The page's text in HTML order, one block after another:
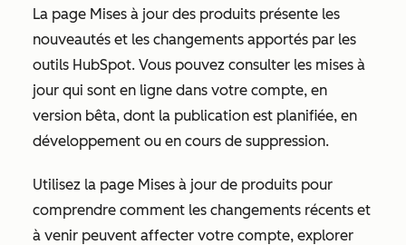
La page Mises à jour des produits présente les
nouveautés et les changements apportés par les
outils HubSpot. Vous pouvez consulter les mises à
jour qui sont en ligne dans votre compte, en
version bêta, dont la publication est planifiée, en
développement ou en cours de suppression.
Utilisez la page Mises à jour de produits pour
comprendre comment les changements récents et
à venir peuvent affecter votre compte, explorer